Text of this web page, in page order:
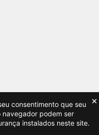
consentimento que seu
podem ser
instalados neste site.
×